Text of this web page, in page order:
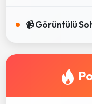
📹 Görüntülü